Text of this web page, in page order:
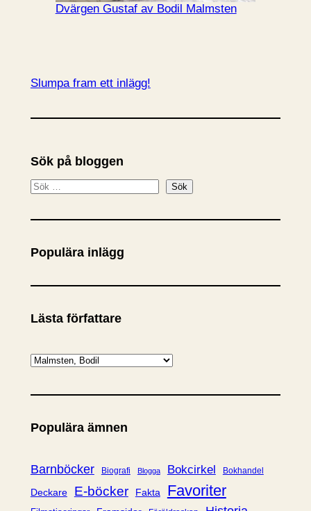
Dvärgen Gustaf av Bodil Malmsten
Slumpa fram ett inlägg!
Sök på bloggen
S
k
Sök
Populära inlägg
Lästa författare
K
t
g
r
Populära ämnen
Barnböcker Biografi Blogga Bokcirkel Bokhandel
Deckare E-böcker Fakta Favoriter